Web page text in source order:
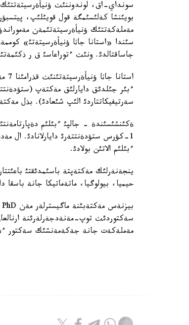
سونداي-اق، لوندوننئث
بويئنشا كةلئسئمگة قول قويئلئپ،
سئندا «استانا جاثا ؤنيأةرسيتةتئ»
جاساقتالدئ. ونئث ءتوراعاسئ ق ر
سةرتيفيكاتتاردئ الئپ شئعادئ). بذل مةكتةپكة 2010 جئلئ 700 ادام قابئلداؤ
ةكئنشئسئندة - جالپئ ءبئلئم دةپارتامةنتئ
1-كؤرس ستؤدةنتتةرئ دايارلانادئ. ال
ءبئلئم الاتئن بولادئ.
ينجةنةرلئك مةكتةپتة باسئمدئقتئ
حيميا، بيولوگيا، ماتةماتيكا جانة باسقا
سةكتوردئث توپ-مةنةدجةرلةرئنة
مةملةكةت جانة جةكةمةنشئك سةكتور